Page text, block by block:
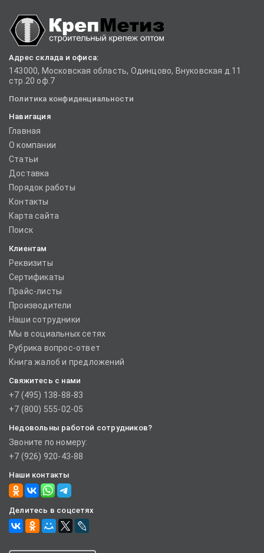
Адрес склада и офиса:
143000, Московская область, Одинцово, Внуковская д.11
стр.20 оф.7
Политика конфиденциальности
Навигация
Главная
О компании
Статьи
Доставка
Порядок работы
Контакты
Карта сайта
Поиск
Клиентам
Реквизиты
Сертификаты
Прайс-листы
Производители
Наши сотрудники
Мы в социальных сетях
Рубрика вопрос-ответ
Книга жалоб и предложений
Свяжитесь с нами
+7 (495) 138-88-83
+7 (800) 555-02-05
Недовольны работой сотрудников?
Звоните по номеру:
+7 (926) 920-43-88
Наши контакты
Делитесь в соцсетях